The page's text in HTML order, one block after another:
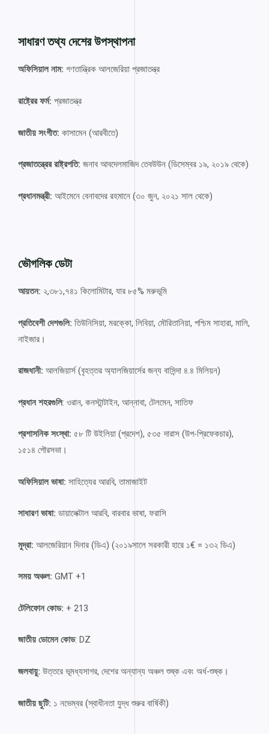
সাধারণ তথ্য দেশের উপস্থাপনা
অফিসিয়াল নাম: গণতান্ত্রিক আলজেরিয়া প্রজাতন্ত্র
রাষ্ট্রের ফর্ম: প্রজাতন্ত্র
জাতীয় সংগীত: কাসামেন (আরবীতে)
প্রজাতন্ত্রের রাষ্ট্রপতি: জনাব আবদেলমাজিদ তেবউউন (ডিসেম্বর ১৯, ২০১৯ থেকে)
প্রধানমন্ত্রী: আইমেনে বেনাবদের রহমানে (৩০ জুন, ২০২১ সাল থেকে)
ভৌগলিক ডেটা
আয়তন: ২,৩৮১,৭৪১ কিলোমিটার, যার ৮৫% মরুভূমি
প্রতিবেশী দেশগুলি: তিউনিসিয়া, মরক্কো, লিবিয়া, মৌরিতানিয়া, পশ্চিম সাহারা, মালি,
নাইজার।
রাজধানী: আলজিয়ার্স (বৃহত্তর অ্যালজিয়ার্সের জন্য বাসিন্দা ৪.৪ মিলিয়ন)
প্রধান শহরগুলি: ওরান, কনস্টান্টাইন, আন্নাবা, টেলমেন, সাতিফ
প্রশাসনিক সংস্থা: ৫৮ টি উইলিয়া (প্রদেশ), ৫৩৫ দারাস (উপ-প্রিফেকচার),
১৫১৪ পৌরসভা।
অফিসিয়াল ভাষা: সাহিত্যের আরবি, তামাজাইট
সাধারণ ভাষা: ডায়ালেক্টাল আরবি, বারবার ভাষা, ফরাসি
মুদ্রা: আলজেরিয়ান দিনার (ডিএ) (২০১৯সালে সরকারী হারে ১€ = ১৩২ ডিএ)
সময় অঞ্চল: GMT +1
টেলিফোন কোড: + 213
জাতীয় ডোমেন কোড: DZ
জলবায়ু: উত্তরে ভূমধ্যসাগর, দেশের অন্যান্য অঞ্চল শুষ্ক এবং অর্ধ-শুষ্ক।
জাতীয় ছুটি: ১ নভেম্বর (স্বাধীনতা যুদ্ধ শুরুর বার্ষিকী)